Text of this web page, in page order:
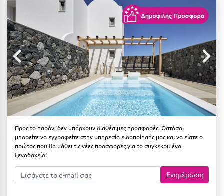
Αιδηψός
Αλεξανδρούπολη
Αλισσός Αχαΐας
Αλόννησος
Αμαλιάδα
Αμάρυνθος
Αμφίκλεια
Ανάβυσσος
Άνδρος
ΤΎΠΟΣ ΔΙΑΤΡΟΦΉΣ
Διαμονή Μόνο
Πρωινό
Ημιδιατροφή
Ημιδιατροφή + Ποτά
Πλήρης Διατροφή
Ένα Γεύμα
Δύο Γεύματα + Ποτά
ΤΎΠΟΣ ΚΑΤΑΛΎΜΑΤΟΣ
Προς το παρόν, δεν υπάρχουν διαθέσιμες προσφορές. Ωστόσο,
μπορείτε να εγγραφείτε στην υπηρεσία ειδοποίησής μας και να είστε ο
πρώτος που θα μάθει τις νέες προσφορές για το συγκεκριμένο
ξενοδοχείο!
Ενημέρωση